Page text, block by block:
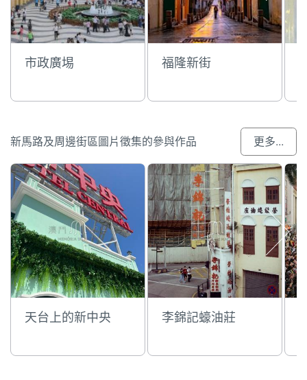
市政廣埸 福隆新街
新馬路及周邊街區圖片徵集的參與作品 更多...
天台上的新中央 李錦記蠔油莊